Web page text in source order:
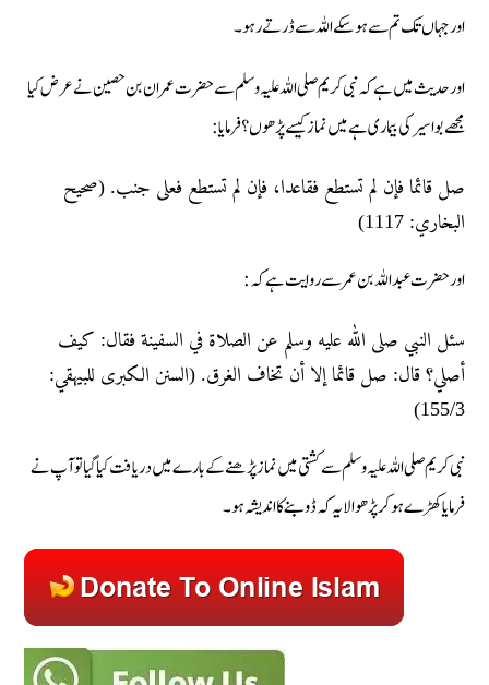
اور جہاں تک تم سے ہوسکے اللہ سے ڈرتے رہو ۔
اور حدیث میں ہے کہ نبی کریم صلی اللہ علیہ وسلم سے حضرت عمران بن حصین نے عرض کیا
مجھے بواسیر کی بیماری ہے میں نماز کیسے پڑھوں ؟فرمایا:
صل قائما فإن لم تستطع فقاعدا، فإن لم تستطع فعلى جنب. (صحيح
البخاري: 1117)
اور حضرت عبداللہ بن عمر سے روایت ہے کہ :
سئل النبي صلى الله عليه وسلم عن الصلاة في السفينة فقال: كيف
أصلي؟ قال: صل قائما إلا أن تخاف الغرق. (السنن الکبری للبيهقي:
155/3)
نبی کریم صلی اللہ علیہ وسلم سے کشتی میں نماز پڑھنے کے بارے میں دریافت کیا گیا تو آپ نے
فرمایا کھڑے ہوکر پڑھو الا یہ کہ ڈوبنے کا اندیشہ ہو۔